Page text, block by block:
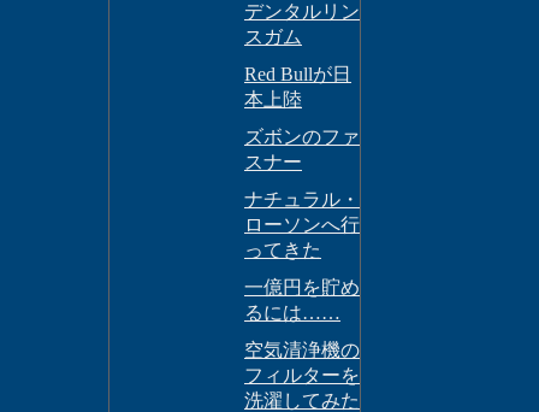
デンタルリン
スガム
Red Bullが日
本上陸
ズボンのファ
スナー
ナチュラル・
ローソンへ行
ってきた
一億円を貯め
るには……
空気清浄機の
フィルターを
洗濯してみた